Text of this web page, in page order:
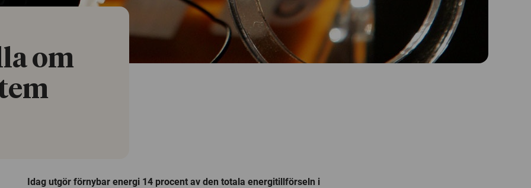
om
Idag utgör förnybar energi 14 procent av den totala energitillförseln i